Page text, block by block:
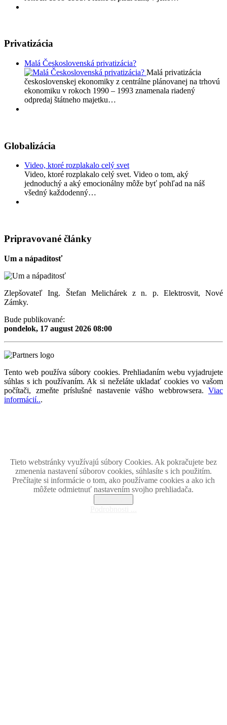
Privatizácia
Malá Československá privatizácia?
Malá privatizácia
československej ekonomiky z centrálne plánovanej na trhovú
ekonomiku v rokoch 1990 – 1993 znamenala riadený
odpredaj štátneho majetku…
Globalizácia
Video, ktoré rozplakalo celý svet
Video, ktoré rozplakalo celý svet. Video o tom, aký
jednoduchý a aký emocionálny môže byť pohľad na náš
všedný každodenný…
Pripravované články
Um a nápaditosť
Zlepšovateľ Ing. Štefan Melichárek z n. p. Elektrosvit, Nové
Zámky.
Bude publikované:
pondelok, 17 august 2026 08:00
Tento web používa súbory cookies. Prehliadaním webu vyjadrujete
súhlas s ich používaním. Ak si neželáte ukladať cookies vo vašom
počítači, zmeňte príslušné nastavenie vášho webbrowsera. Viac
informácií...
Tieto webstránky využívajú súbory Cookies. Ak pokračujete bez
zmenenia nastavení súborov cookies, súhlasíte s ich použitím.
Prečítajte si informácie o tom, ako používame cookies a ako ich
môžete odmietnuť nastavením svojho prehliadača.